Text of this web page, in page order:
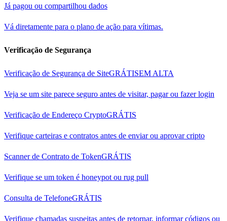
Já pagou ou compartilhou dados
Vá diretamente para o plano de ação para vítimas.
Verificação de Segurança
Verificação de Segurança de SiteGRÁTISEM ALTA
Veja se um site parece seguro antes de visitar, pagar ou fazer login
Verificação de Endereço CryptoGRÁTIS
Verifique carteiras e contratos antes de enviar ou aprovar cripto
Scanner de Contrato de TokenGRÁTIS
Verifique se um token é honeypot ou rug pull
Consulta de TelefoneGRÁTIS
Verifique chamadas suspeitas antes de retornar, informar códigos ou